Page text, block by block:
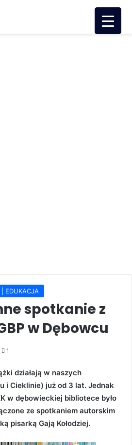
| EDUKACJA
spotkanie z
w Dębowcu
1
działają w naszych
i Cieklinie) już od 3 lat. Jednak
w dębowieckiej bibliotece było
ze spotkaniem autorskim
pisarką Gają Kołodziej.